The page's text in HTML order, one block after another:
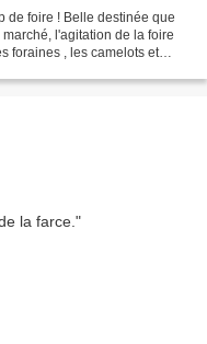
de foire ! Belle destinée que
l'agitation de la foire
foraines , les camelots et